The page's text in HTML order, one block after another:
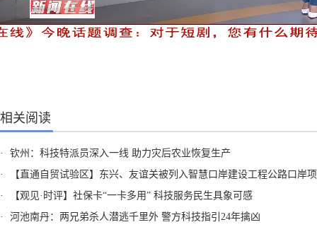
相关阅读
·
钦州：科技特派员深入一线 助力灾后农业恢复生产
·
【直通自贸试验区】东兴、友谊关被列入智慧口岸建设工程公路口岸
·
【观见·时评】社保卡“一卡多用” 科技服务民生具象可感
·
河池南丹：两兄弟杀人潜逃千里外 警方科技指引24年擒凶